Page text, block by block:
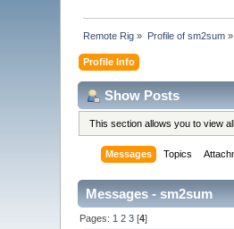
Remote Rig » Profile of sm2sum»
Profile Info
Show Posts
This section allows you to view
Messages Topics
Messages - sm2sum
Pages: 1 2 3 [4]